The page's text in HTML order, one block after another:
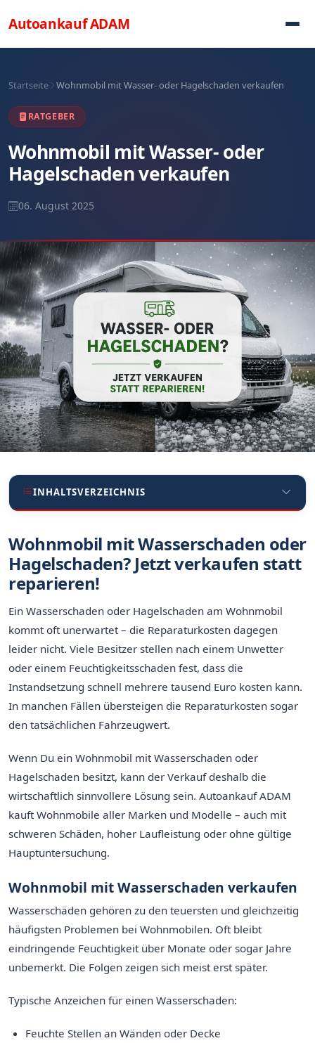
AutoankaufADAM
Startseite Wohnmobil mit Wasser- oder Hagelschaden verkaufen
RATGEBER
Wohnmobil mit Wasser- oder
Hagelschaden verkaufen
06. August 2025
INHALTSVERZEICHNIS
Wohnmobil mit Wasserschaden oder
Hagelschaden? Jetzt verkaufen statt
reparieren!
Ein Wasserschaden oder Hagelschaden am Wohnmobil
kommt oft unerwartet – die Reparaturkosten dagegen
leider nicht. Viele Besitzer stellen nach einem Unwetter
oder einem Feuchtigkeitsschaden fest, dass die
Instandsetzung schnell mehrere tausend Euro kosten kann.
In manchen Fällen übersteigen die Reparaturkosten sogar
den tatsächlichen Fahrzeugwert.
Wenn Du ein Wohnmobil mit Wasserschaden oder
Hagelschaden besitzt, kann der Verkauf deshalb die
wirtschaftlich sinnvollere Lösung sein. Autoankauf ADAM
kauft Wohnmobile aller Marken und Modelle – auch mit
schweren Schäden, hoher Laufleistung oder ohne gültige
Hauptuntersuchung.
Wohnmobil mit Wasserschaden verkaufen
Wasserschäden gehören zu den teuersten und gleichzeitig
häufigsten Problemen bei Wohnmobilen. Oft bleibt
eindringende Feuchtigkeit über Monate oder sogar Jahre
unbemerkt. Die Folgen zeigen sich meist erst später.
Typische Anzeichen für einen Wasserschaden:
Feuchte Stellen an Wänden oder Decke